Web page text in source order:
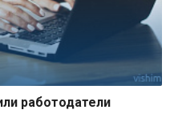
работодатели